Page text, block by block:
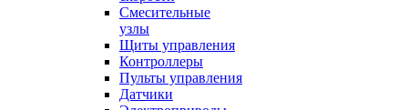
Смесительные
узлы
Щиты управления
Контроллеры
Пульты управления
Датчики